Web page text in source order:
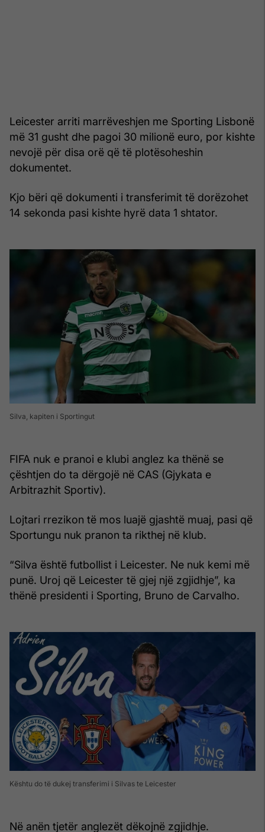
Leicester arriti marrëveshjen me Sporting Lisbonë
më 31 gusht dhe pagoi 30 milionë euro, por kishte
nevojë për disa orë që të plotësoheshin
dokumentet.
Kjo bëri që dokumenti i transferimit të dorëzohet
14 sekonda pasi kishte hyrë data 1 shtator.
Silva, kapiten i Sportingut
FIFA nuk e pranoi e klubi anglez ka thënë se
çështjen do ta dërgojë në CAS (Gjykata e
Arbitrazhit Sportiv).
Lojtari rrezikon të mos luajë gjashtë muaj, pasi që
Sportungu nuk pranon ta rikthej në klub.
“Silva është futbollist i Leicester. Ne nuk kemi më
punë. Uroj që Leicester të gjej një zgjidhje”, ka
thënë presidenti i Sporting, Bruno de Carvalho.
Kështu do të dukej transferimi i Silvas te Leicester
Në anën tjetër anglezët dëkojnë zgjidhje.